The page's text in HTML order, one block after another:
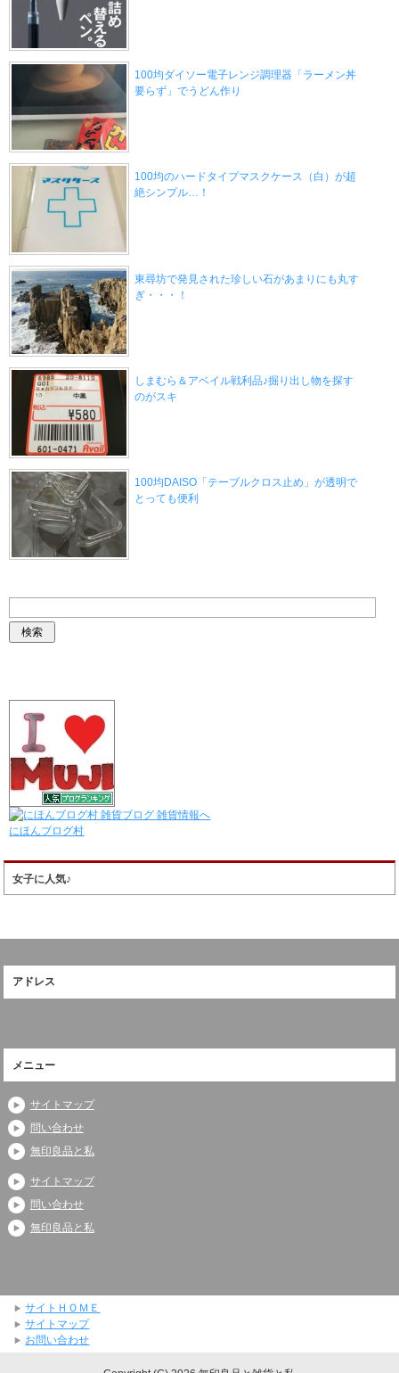
100均ダイソー電子レンジ調理器「ラーメン丼
要らず」でうどん作り
100均のハードタイプマスクケース（白）が超
絶シンプル…！
東尋坊で発見された珍しい石があまりにも丸す
ぎ・・・！
しまむら＆アベイル戦利品♪掘り出し物を探す
のがスキ
100均DAISO「テーブルクロス止め」が透明で
とっても便利
にほんブログ村
女子に人気♪
アドレス
メニュー
サイトマップ
問い合わせ
無印良品と私
サイトマップ
問い合わせ
無印良品と私
サイトＨＯＭＥ
サイトマップ
お問い合わせ